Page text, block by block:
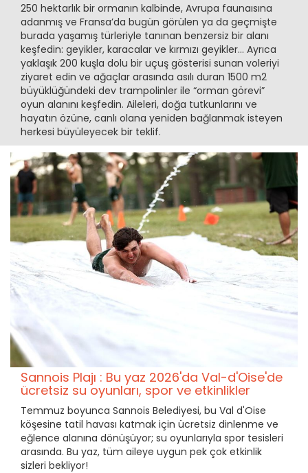
250 hektarlık bir ormanın kalbinde, Avrupa faunaısına
adanmış ve Fransa’da bugün görülen ya da geçmişte
burada yaşamış türleriyle tanınan benzersiz bir alanı
keşfedin: geyikler, karacalar ve kırmızı geyikler… Ayrıca
yaklaşık 200 kuşla dolu bir uçuş gösterisi sunan voleriyi
ziyaret edin ve ağaçlar arasında asılı duran 1500 m2
büyüklüğündeki dev trampolinler ile “orman görevi”
oyun alanını keşfedin. Aileleri, doğa tutkunlarını ve
hayatın özüne, canlı olana yeniden bağlanmak isteyen
herkesi büyüleyecek bir teklif.
Sannois Plajı : Bu yaz 2026'da Val-d'Oise'de
ücretsiz su oyunları, spor ve etkinlikler
Temmuz boyunca Sannois Belediyesi, bu Val d'Oise
köşesine tatil havası katmak için ücretsiz dinlenme ve
eğlence alanına dönüşüyor; su oyunlarıyla spor tesisleri
arasında. Bu yaz, tüm aileye uygun pek çok etkinlik
sizleri bekliyor!